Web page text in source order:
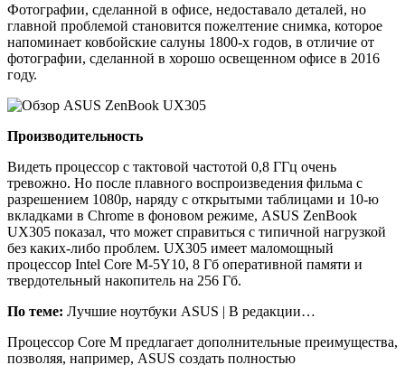
Фотографии, сделанной в офисе, недоставало деталей, но
главной проблемой становится пожелтение снимка, которое
напоминает ковбойские салуны 1800-х годов, в отличие от
фотографии, сделанной в хорошо освещенном офисе в 2016
году.
Производительность
Видеть процессор с тактовой частотой 0,8 ГГц очень
тревожно. Но после плавного воспроизведения фильма с
разрешением 1080р, наряду с открытыми таблицами и 10-ю
вкладками в Chrome в фоновом режиме, ASUS ZenBook
UX305 показал, что может справиться с типичной нагрузкой
без каких-либо проблем. UX305 имеет маломощный
процессор Intel Core M-5Y10, 8 Гб оперативной памяти и
твердотельный накопитель на 256 Гб.
По теме: Лучшие ноутбуки ASUS | В редакции…
Процессор Core M предлагает дополнительные преимущества,
позволяя, например, ASUS создать полностью